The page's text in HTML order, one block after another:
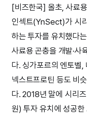
[비즈한국] 올초, 사료
인섹트(YnSect)가 시
하는 투자를 유치했다
사료용 곤충을 개발·사
다. 싱가포르의 엔토벨,
넥스트프로틴 등도 비
다. 2018년 말에 시리
원) 투자 유치에 성공